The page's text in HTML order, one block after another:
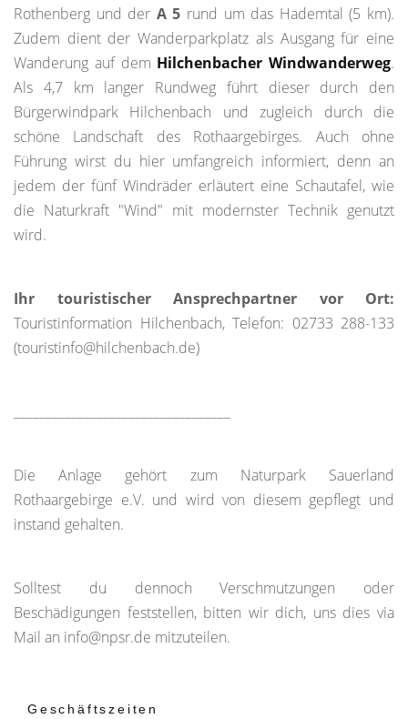
Rothenberg und der A 5 rund um das Hademtal (5 km).
Zudem dient der Wanderparkplatz als Ausgang für eine
Wanderung auf dem Hilchenbacher Windwanderweg.
Als 4,7 km langer Rundweg führt dieser durch den
Bürgerwindpark Hilchenbach und zugleich durch die
schöne Landschaft des Rothaargebirges. Auch ohne
Führung wirst du hier umfangreich informiert, denn an
jedem der fünf Windräder erläutert eine Schautafel, wie
die Naturkraft "Wind" mit modernster Technik genutzt
wird.
Ihr touristischer Ansprechpartner vor Ort:
Touristinformation Hilchenbach, Telefon: 02733 288-133
(touristinfo@hilchenbach.de)
Die Anlage gehört zum Naturpark Sauerland
Rothaargebirge e.V. und wird von diesem gepflegt und
instand gehalten.
Solltest du dennoch Verschmutzungen oder
Beschädigungen feststellen, bitten wir dich, uns dies via
Mail an info@npsr.de mitzuteilen.
Geschäftszeiten